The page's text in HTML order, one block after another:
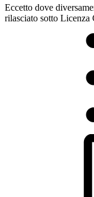
Eccetto dove
rilasciato sotto